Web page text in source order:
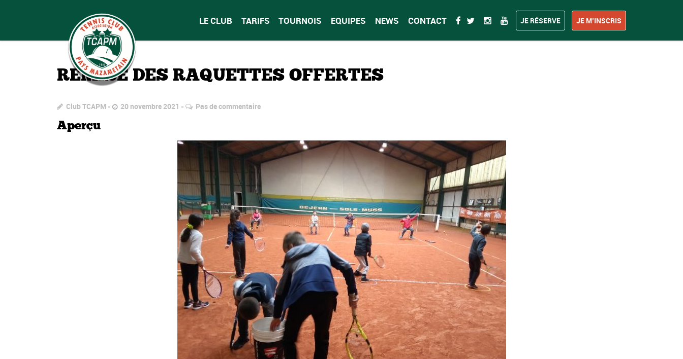
LE CLUB TARIFS TOURNOIS EQUIPES NEWS CONTACT JE RÉSERVE JE M’INSCRIS
REMISE DES RAQUETTES OFFERTES
Club TCAPM 20 novembre 2021 Pas de commentaire
Aperçu